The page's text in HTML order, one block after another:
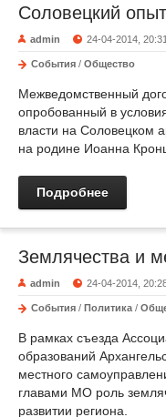
Соловецкий
admin 24-04-2014, 20:31
События / Общество
Межведомственный
опробованный в
власти на Соловецком
на родине Иоанна
Подробнее
Землячества и
admin 24-04-2014,
События / Политика /
В рамках съезда
образований
местного
главами МО роль
развитии региона.